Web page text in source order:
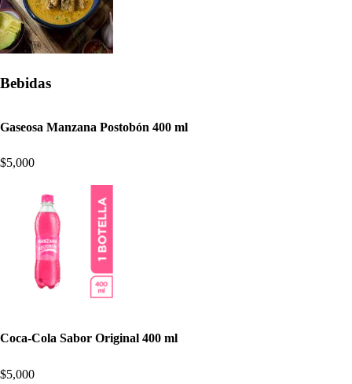
Bebidas
Gaseosa Manzana Postobón 400 ml
$5,000
Coca-Cola Sabor Original 400 ml
$5,000